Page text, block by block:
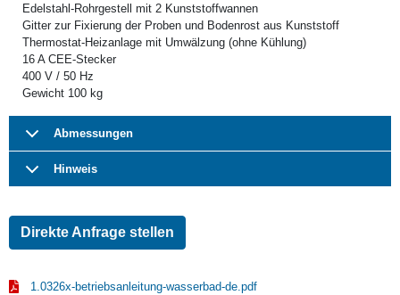
Edelstahl-Rohrgestell mit 2 Kunststoffwannen
Gitter zur Fixierung der Proben und Bodenrost aus Kunststoff
Thermostat-Heizanlage mit Umwälzung (ohne Kühlung)
16 A CEE-Stecker
400 V / 50 Hz
Gewicht 100 kg
Abmessungen
Hinweis
Direkte Anfrage stellen
1.0326x-betriebsanleitung-wasserbad-de.pdf